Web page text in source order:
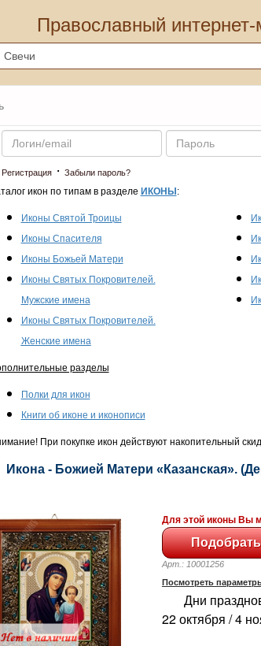
Православный интернет-
Email Пароль
Регистрация· Забыли пароль?
икон по типам в разделе ИКОНЫ :
Иконы Святой Троицы
Иконы Спасителя
Иконы Божьей Матери
Иконы Святых Покровителей.
Мужские имена
Иконы Святых Покровителей.
Женские имена
разделы
Полки для икон
Книги об иконе и иконописи
При покупке икон действуют накопительный
Икона - Божией Матери «Казанская».
Для этой иконы Вы
Арт.: 10001256
Посмотреть
Дни
22 октября / 4